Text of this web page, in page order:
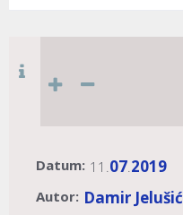
Datum: 11.07.2019
Autor: Damir Jelušić